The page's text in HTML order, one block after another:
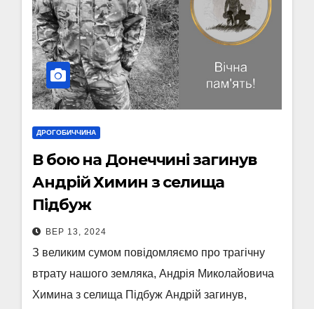
ДРОГОБИЧЧИНА
В бою на Донеччині загинув
Андрій Химин з селища
Підбуж
ВЕР 13, 2024
З великим сумом повідомляємо про трагічну
втрату нашого земляка, Андрія Миколайовича
Химина з селища Підбуж Андрій загинув,